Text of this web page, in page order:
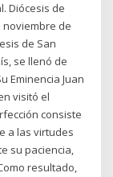
Diócesis de
noviembre de
de San
se llenó de
Eminencia Juan
visitó el
consiste
a las virtudes
su paciencia,
resultado,